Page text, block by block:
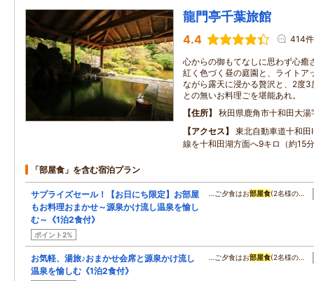
龍門亭千葉旅館
4.4 414件
心からの御もてなしに思わず心癒
紅く色づく昼の庭園と、ライトア
ながら露天に浸かる贅沢と、2度
との無いお料理ごを堪能あれ。
住所
秋田県鹿角市十和田大
アクセス
東北自動車道十和
線を十和田湖方面へ9キロ（約15
「部屋食」を含む宿泊プラン
サプライズセール！【お日にち限定】お部屋
もお料理おまかせ～源泉かけ流し温泉を愉し
む～《1泊2食付》
ポイント2%
…ご夕食はお部屋食(2名様の…
お気軽、湯旅♪おまかせ会席と源泉かけ流し
温泉を愉しむ《1泊2食付》
…ご夕食はお部屋食(2名様の…